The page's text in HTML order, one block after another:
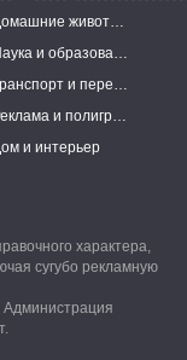
Домашние животные
Наука и образование
Транспорт и перевозки
Реклама и полиграфия
и интерьер
характера,
сугубо рекламную
Администрация